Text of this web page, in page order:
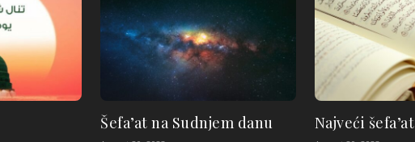
Šefa’at na Sudnjem danu Najveći šefa’at